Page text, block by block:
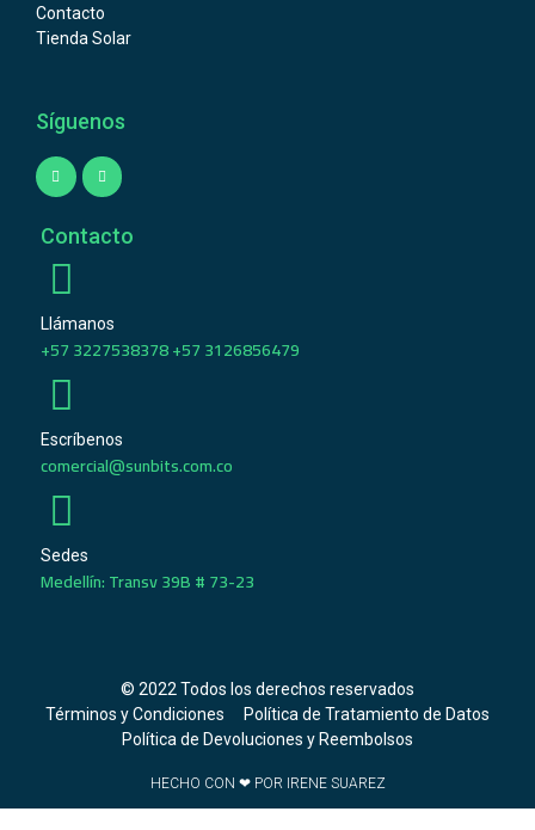
Contacto
Tienda Solar
Síguenos
Contacto
Llámanos
+57 3227538378 +57 3126856479
Escríbenos
comercial@sunbits.com.co
Sedes
Medellín: Transv 39B # 73-23
© 2022 Todos los derechos reservados
Términos y Condiciones
Política de Tratamiento de Datos
Política de Devoluciones y Reembolsos
HECHO CON ❤ POR IRENE SUAREZ